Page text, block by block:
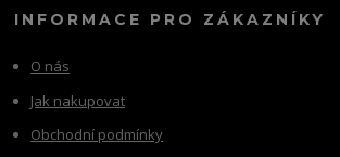
INFORMACE PRO ZÁKAZNÍKY
O nás
Jak nakupovat
Obchodní podmínky